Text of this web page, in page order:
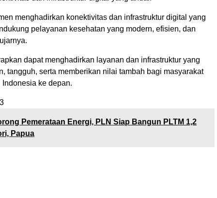
menghadirkan konektivitas dan infrastruktur digital yang
pelayanan kesehatan yang modern, efisien, dan
dapat menghadirkan layanan dan infrastruktur yang
tangguh, serta memberikan nilai tambah bagi masyarakat
ke depan.
Pemerataan Energi, PLN Siap Bangun PLTM 1,2
Papua